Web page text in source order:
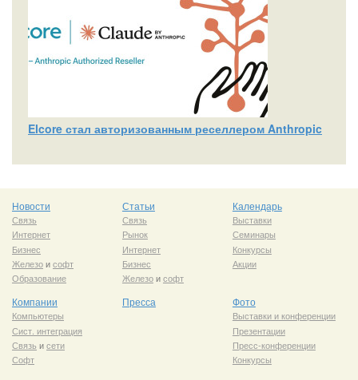
Elcore стал авторизованным реселлером Anthropic
Новости
Связь
Интернет
Бизнес
Железоисофт
Образование
Статьи
Связь
Рынок
Интернет
Бизнес
Железоисофт
Календарь
Выставки
Семинары
Конкурсы
Акции
Компании
Компьютеры
Сист. интеграция
Связь исети
Софт
Пресса Фото
Выставки и конференции
Презентации
Пресс-конференции
Конкурсы